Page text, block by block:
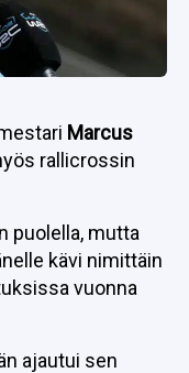
Marcus
rallicrossin
puolella, mutta
kävi nimittäin
vuonna
ajautui sen